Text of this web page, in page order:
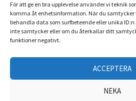
För att ge en bra upplevelse använder vi teknik
komma åt enhetsinformation. När du samtycker
behandla data som surfbeteende eller unika
inte samtycker eller om du återkallar ditt
funktioner negativt.
ACCEPTERA
NEKA
ARKIV